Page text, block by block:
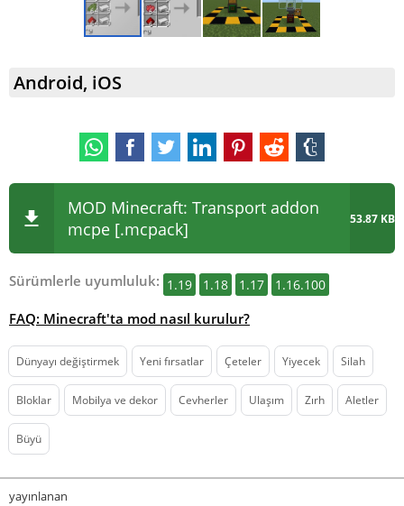
Android, iOS
MOD Minecraft: Transport addon
mcpe [.mcpack]
53.87 KB
Sürümlerle uyumluluk: 1.19 1.18 1.17 1.16.100
FAQ: Minecraft'ta mod nasıl kurulur?
Dünyayı değiştirmek Yeni fırsatlar Çeteler Yiyecek Silah
Bloklar Mobilya ve dekor Cevherler Ulaşım Zırh Aletler
Büyü
yayınlanan